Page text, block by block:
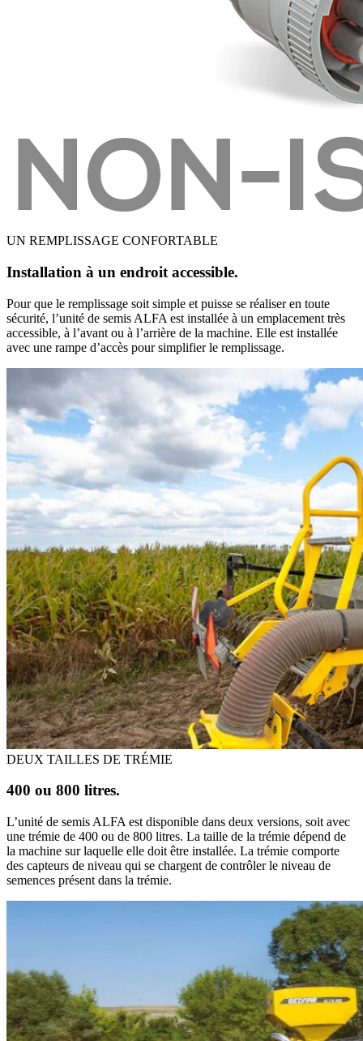
UN REMPLISSAGE CONFORTABLE
Installation à un endroit accessible.
Pour que le remplissage soit simple et puisse se réaliser en toute
sécurité, l’unité de semis ALFA est installée à un emplacement très
accessible, à l’avant ou à l’arrière de la machine. Elle est installée
avec une rampe d’accès pour simplifier le remplissage.
DEUX TAILLES DE TRÉMIE
400 ou 800 litres.
L’unité de semis ALFA est disponible dans deux versions, soit avec
une trémie de 400 ou de 800 litres. La taille de la trémie dépend de
la machine sur laquelle elle doit être installée. La trémie comporte
des capteurs de niveau qui se chargent de contrôler le niveau de
semences présent dans la trémie.